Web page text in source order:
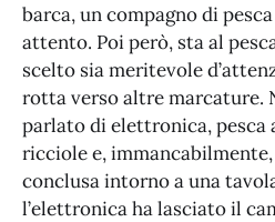
barca, un compagno di
attento. Poi però, sta al
scelto sia meritevole
rotta verso altre marcature.
parlato di elettronica, pesca
ricciole e,
conclusa intorno a una
l’elettronica ha lasciato il